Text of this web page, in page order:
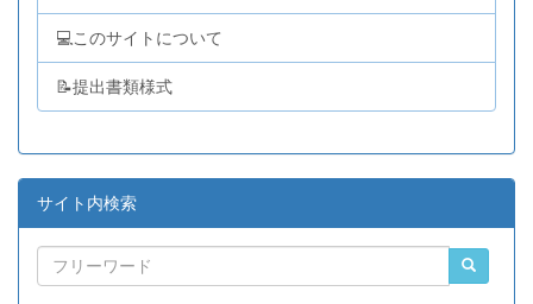
💻このサイトについて
📝提出書類様式
サイト内検索